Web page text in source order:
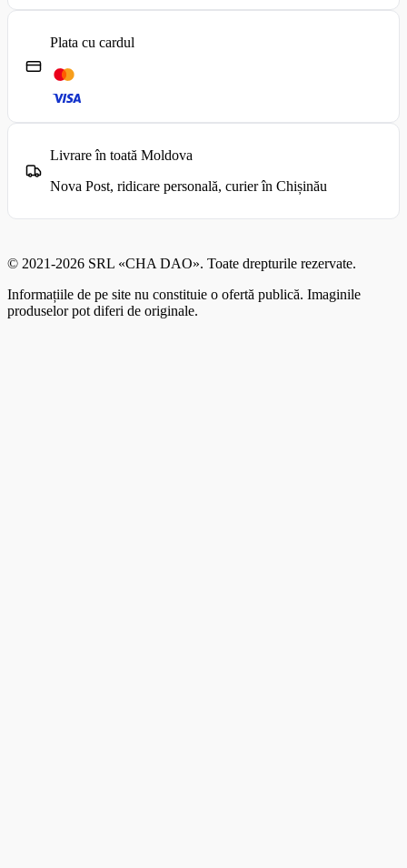
Plata cu cardul
Livrare în toată Moldova
Nova Post, ridicare personală, curier în Chișinău
© 2021-2026 SRL «CHA DAO». Toate drepturile rezervate.
Informațiile de pe site nu constituie o ofertă publică. Imaginile
produselor pot diferi de originale.